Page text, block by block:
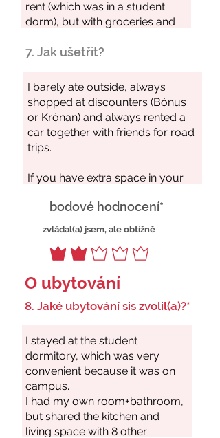
7. Jak ušetřit?
bodové hodnocení*
zvládal(a) jsem, ale obtížně
O ubytování
8. Jaké ubytování sis zvolil(a)?*